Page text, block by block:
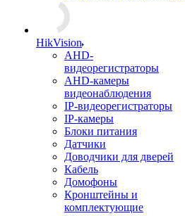
HikVision
AHD-
видеорегистраторы
AHD-камеры
видеонаблюдения
IP-видеорегистраторы
IP-камеры
Блоки питания
Датчики
Доводчики для дверей
Кабель
Домофоны
Кронштейны и
комплектующие